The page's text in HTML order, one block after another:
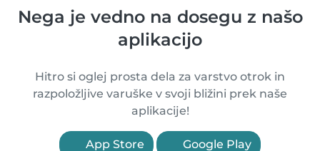
Nega je vedno na dosegu z našo
aplikacijo
Hitro si oglej prosta dela za varstvo otrok in
razpoložljive varuške v svoji bližini prek naše
aplikacije!
App Store Google Play